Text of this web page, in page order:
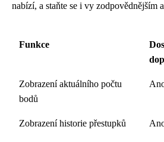
nabízí, a staňte se i vy zodpovědnějším
Funkce
Zobrazení aktuálního počtu
bodů
Zobrazení historie přestupků